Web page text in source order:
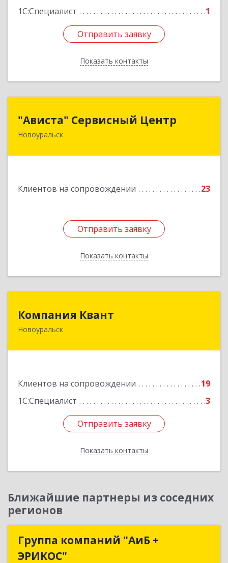
1С:Специалист
1
Отправить заявку
Показать контакты
Отправить заявку
Назад
"Ависта" Сервисный Центр
Новоуральск
Клиентов на сопровождении 23
Отправить заявку
Показать контакты
"Ависта" Сервисный Центр
624130, Свердловская обл, Новоуральск г,
Отправить заявку
Назад
Компания Квант
Новоуральск
Клиентов на сопровождении
19
1С:Специалист
3
Отправить заявку
Показать контакты
624130, Свердловская обл, Новоуральск г,
Отправить заявку
Назад
Ближайшие партнеры из соседних
регионов
Группа компаний "АиБ +
ЭРИКОС"
Группа компаний "АиБ +